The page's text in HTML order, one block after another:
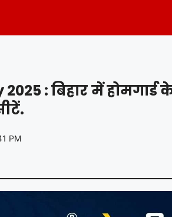
: बिहार में होमगार्ड के
PM